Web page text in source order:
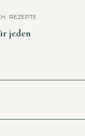
REZEPTE
jeden